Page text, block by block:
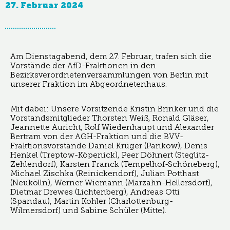
27. Februar 2024
Am Dienstagabend, dem 27. Februar, trafen sich die
Vorstände der AfD-Fraktionen in den
Bezirksverordnetenversammlungen von Berlin mit
unserer Fraktion im Abgeordnetenhaus.
Mit dabei: Unsere Vorsitzende Kristin Brinker und die
Vorstandsmitglieder Thorsten Weiß, Ronald Gläser,
Jeannette Auricht, Rolf Wiedenhaupt und Alexander
Bertram von der AGH-Fraktion und die BVV-
Fraktionsvorstände Daniel Krüger (Pankow), Denis
Henkel (Treptow-Köpenick), Peer Döhnert (Steglitz-
Zehlendorf), Karsten Franck (Tempelhof-Schöneberg),
Michael Zischka (Reinickendorf), Julian Potthast
(Neukölln), Werner Wiemann (Marzahn-Hellersdorf),
Dietmar Drewes (Lichtenberg), Andreas Otti
(Spandau), Martin Kohler (Charlottenburg-
Wilmersdorf) und Sabine Schüler (Mitte).